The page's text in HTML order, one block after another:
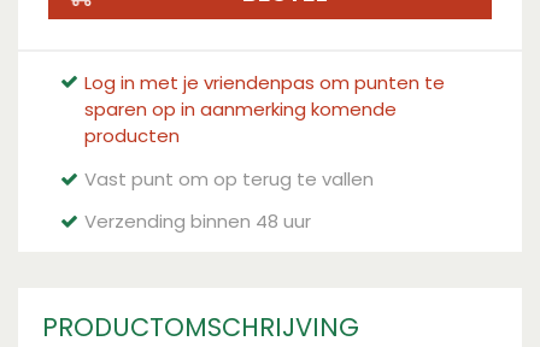
Log in met je vriendenpas om punten te
sparen op in aanmerking komende
producten
Vast punt om op terug te vallen
Verzending binnen 48 uur
PRODUCTOMSCHRIJVING